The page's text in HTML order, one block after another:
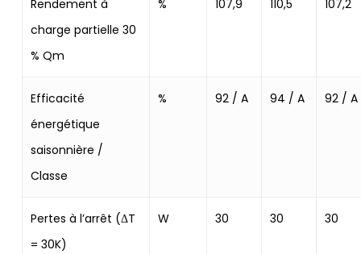
Rendement à
charge partielle 30
% Qm
% 107,9 110,5 107,2
Efficacité
énergétique
saisonnière /
Classe
% 92 / A 94 / A 92 / A
Pertes à l’arrêt (ΔT
= 30K)
W 30 30 30